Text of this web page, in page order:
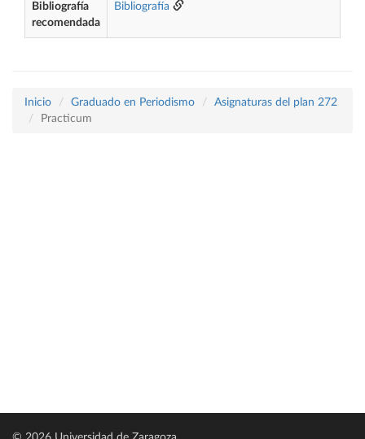
Bibliografía
recomendada
Bibliografía
Inicio Graduado en Periodismo
Asignaturas del plan 272
Practicum